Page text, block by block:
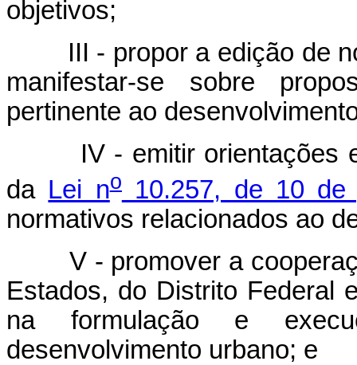
objetivos;
III - propor a edição de
manifestar-se sobre
pertinente ao
IV - emitir orientações e
da Lei no10.257, de 10 de
normativos relacionados ao
V - promover a
Estados, do Distrito Federal
na formulação e
desenvolvimento urbano; e